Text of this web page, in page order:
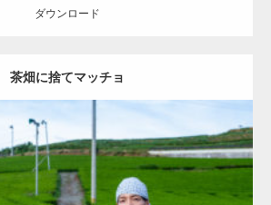
ダウンロード
茶畑に捨てマッチョ
Update:2023.02.11